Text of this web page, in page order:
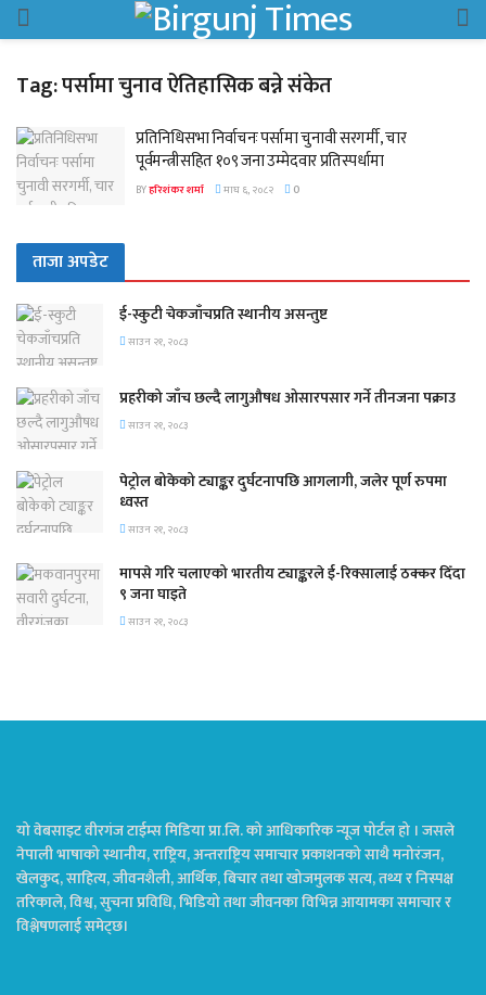
Tag:पर्सामा चुनाव ऐतिहासिक बन्ने संकेत
प्रतिनिधिसभा निर्वाचनः पर्सामा चुनावी सरगर्मी, चार
पूर्वमन्त्रीसहित १०९ जना उम्मेदवार प्रतिस्पर्धामा
BYहरिशंकर शर्मा माघ ६, २०८२ 0
ताजा अपडेट
ई-स्कुटी चेकजाँचप्रति स्थानीय असन्तुष्ट
साउन २१, २०८३
प्रहरीको जाँच छल्दै लागुऔषध ओसारपसार गर्ने तीनजना पक्राउ
साउन २१, २०८३
पेट्रोल बोकेको ट्याङ्कर दुर्घटनापछि आगलागी, जलेर पूर्ण रुपमा
ध्वस्त
साउन २१, २०८३
मापसे गरि चलाएको भारतीय ट्याङ्करले ई-रिक्सालाई ठक्कर दिँदा
९ जना घाइते
साउन २१, २०८३
यो वेबसाइट वीरगंज टाईम्स मिडिया प्रा.लि. को आधिकारिक न्यूज पोर्टल हो । जसले
नेपाली भाषाको स्थानीय, राष्ट्रिय, अन्तराष्ट्रिय समाचार प्रकाशनको साथै मनोरंजन,
खेलकुद, साहित्य, जीवनशैली, आर्थिक, बिचार तथा खोजमुलक सत्य, तथ्य र निस्पक्ष
तरिकाले, विश्व, सुचना प्रविधि, भिडियो तथा जीवनका विभिन्न आयामका समाचार र
विश्लेषणलाई समेट्छ।